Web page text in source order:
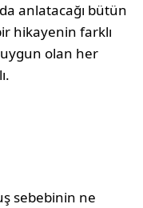
anlatacağı bütün
hikayenin farklı
uygun olan her
sebebinin ne